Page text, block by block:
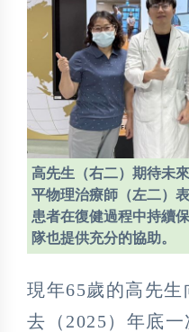
高先生（右二）期待未
平物理治療師（左二）
患者在復健過程中持續
隊也提供充分的協助。
現年65歲的高先
去（2025）年底